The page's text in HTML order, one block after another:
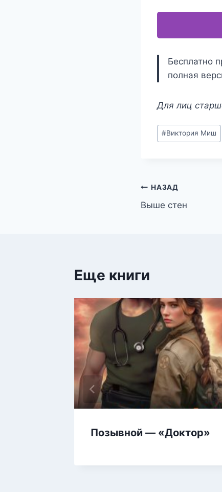
Бесплатно
полная
Для лиц
Метки
записи:
#Виктория Миш
Навигация
по
НАЗАД
Выше стен
Еще книги
Позывной — «Доктор»